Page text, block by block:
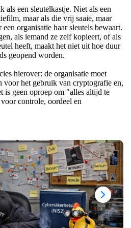
als een sleutelkastje. Niet als een
maar als die vrij saaie, maar
organisatie haar sleutels bewaart.
als iemand ze zelf kopieert, of als
heeft, maakt het niet uit hoe duur
geopend worden.
hierover: de organisatie moet
voor het gebruik van cryptografie en,
is geen oproep om "alles altijd te
controle, oordeel en